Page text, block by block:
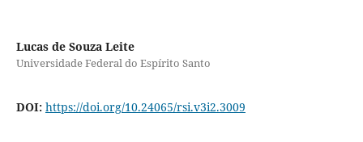
Lucas de Souza Leite
Universidade Federal do Espírito Santo
DOI: https://doi.org/10.24065/rsi.v3i2.3009